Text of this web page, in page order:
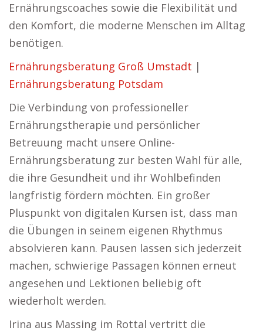
Ernährungscoaches sowie die Flexibilität und
den Komfort, die moderne Menschen im Alltag
benötigen.
Ernährungsberatung Groß Umstadt |
Ernährungsberatung Potsdam
Die Verbindung von professioneller
Ernährungstherapie und persönlicher
Betreuung macht unsere Online-
Ernährungsberatung zur besten Wahl für alle,
die ihre Gesundheit und ihr Wohlbefinden
langfristig fördern möchten. Ein großer
Pluspunkt von digitalen Kursen ist, dass man
die Übungen in seinem eigenen Rhythmus
absolvieren kann. Pausen lassen sich jederzeit
machen, schwierige Passagen können erneut
angesehen und Lektionen beliebig oft
wiederholt werden.
Irina aus Massing im Rottal vertritt die